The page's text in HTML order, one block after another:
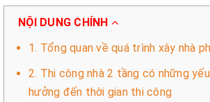
NỘI DUNG CHÍNH
1. Tổng quan về quá trình xây nhà
2. Thi công nhà 2 tầng có những
hưởng đến thời gian thi công